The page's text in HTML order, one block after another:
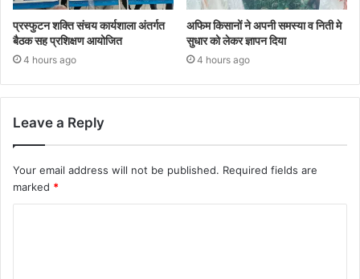
प्रस्फुटन शक्ति संचय कार्यशाला अंतर्गत
बैठक सह प्रशिक्षण आयोजित
4 hours ago
अफिम किसानों ने अपनी समस्या व निती मे
सुधार को लेकर ज्ञापन दिया
4 hours ago
Leave a Reply
Your email address will not be published. Required fields are
marked *